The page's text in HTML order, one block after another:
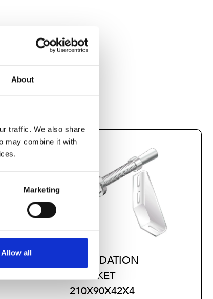
About
traffic. We also share
may combine it with
Marketing
Allow all
FOUNDATION
BRACKET
210X90X42X4